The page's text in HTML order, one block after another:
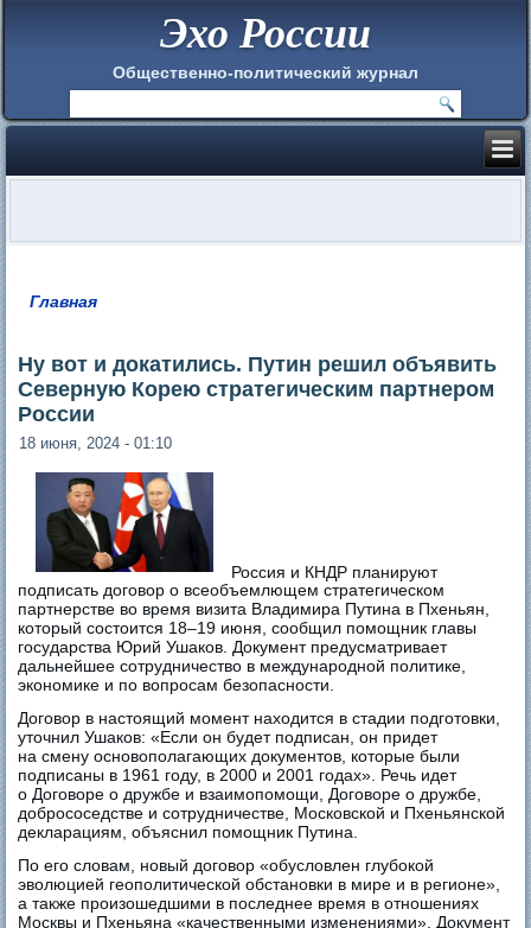
Эхо России
Общественно-политический журнал
Главная
Ну вот и докатились. Путин решил объявить
Северную Корею стратегическим партнером
России
18 июня, 2024 - 01:10
Россия и КНДР планируют
подписать договор о всеобъемлющем стратегическом
партнерстве во время визита Владимира Путина в Пхеньян,
который состоится 18–19 июня, сообщил помощник главы
государства Юрий Ушаков. Документ предусматривает
дальнейшее сотрудничество в международной политике,
экономике и по вопросам безопасности.
Договор в настоящий момент находится в стадии подготовки,
уточнил Ушаков: «Если он будет подписан, он придет
на смену основополагающих документов, которые были
подписаны в 1961 году, в 2000 и 2001 годах». Речь идет
о Договоре о дружбе и взаимопомощи, Договоре о дружбе,
добрососедстве и сотрудничестве, Московской и Пхеньянской
декларациям, объяснил помощник Путина.
По его словам, новый договор «обусловлен глубокой
эволюцией геополитической обстановки в мире и в регионе»,
а также произошедшими в последнее время в отношениях
Москвы и Пхеньяна «качественными изменениями». Документ